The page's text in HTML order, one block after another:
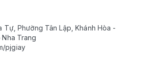
Tự, Phường Tân Lập, Khánh Hòa -
Trang
pjgiay